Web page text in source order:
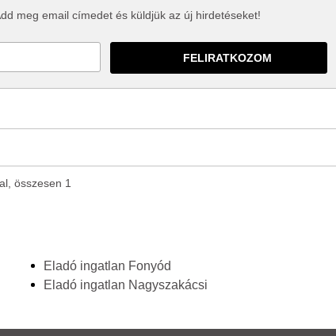
meg email címedet és küldjük az új hirdetéseket!
összesen 1
Eladó ingatlan Fonyód
Eladó ingatlan Nagyszakácsi